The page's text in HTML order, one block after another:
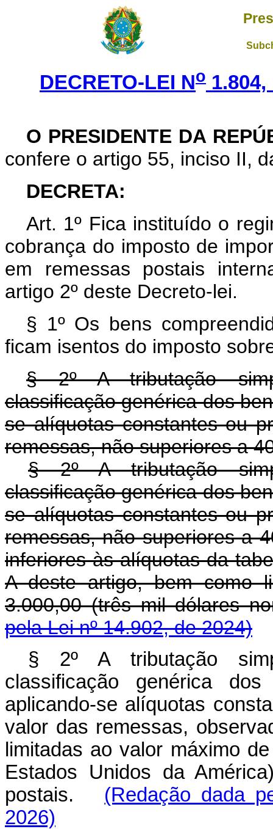
DECRETO-LEI No
O PRESIDENTE DA
confere o artigo 55, inciso II,
DECRETA:
Art. 1º Fica instituído o
cobrança do imposto de
em remessas postais
artigo 2º deste Decreto-lei.
§ 1º Os bens
ficam isentos do imposto
§ 2º A tributação
classificação genérica dos
se alíquotas constantes ou
remessas, não superiores a
§ 2º A tributação
classificação genérica dos
se alíquotas constantes ou
remessas, não superiores a
inferiores às alíquotas da
A deste artigo, bem como
3.000,00 (três mil dólares
pela Lei nº 14.902, de 2024)
§ 2º A tributação
classificação genérica
aplicando-se alíquotas
valor das remessas,
limitadas ao valor máximo
Estados Unidos da
postais. (Redação dada
2026)